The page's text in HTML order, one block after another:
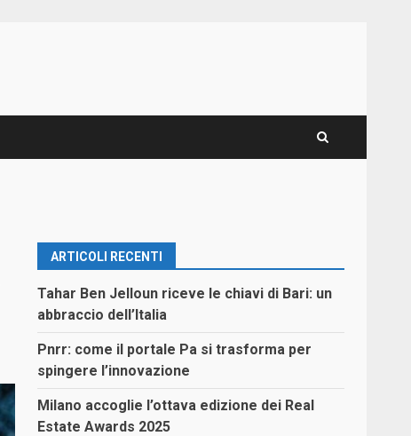
ARTICOLI RECENTI
Tahar Ben Jelloun riceve le chiavi di Bari: un
abbraccio dell’Italia
Pnrr: come il portale Pa si trasforma per
spingere l’innovazione
Milano accoglie l’ottava edizione dei Real
Estate Awards 2025